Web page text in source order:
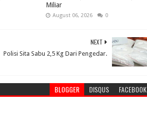
Miliar
August 06, 2026 0
NEXT
Polisi Sita Sabu 2,5 Kg Dari Pengedar.
BLOGGER DISQUS FACEBOOK